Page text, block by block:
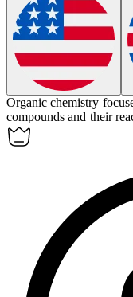
Organic chemistry
compounds and their